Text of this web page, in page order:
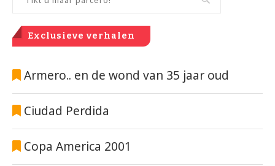
Exclusieve verhalen
Armero.. en de wond van 35 jaar oud
Ciudad Perdida
Copa America 2001